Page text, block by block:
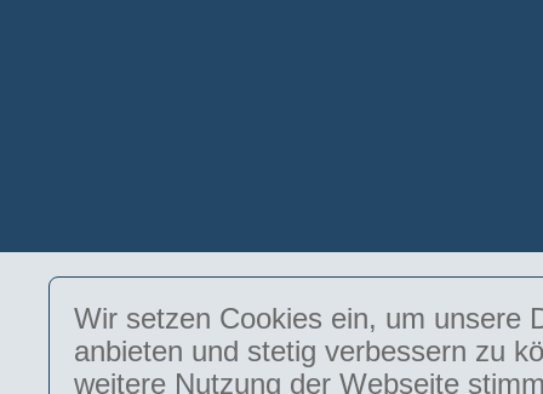
Wir setzen Cookies ein, um unsere
anbieten und stetig verbessern zu
weitere Nutzung der Webseite